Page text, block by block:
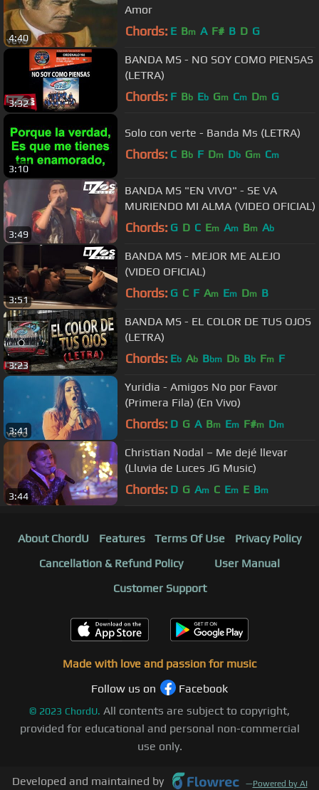
4:40
Amor
Chords: E Bm A F# B D G
3:32
BANDA MS - NO SOY COMO PIENSAS
(LETRA)
Chords: F Bb Eb Gm Cm Dm G
3:10
Solo con verte - Banda Ms (LETRA)
Chords: C Bb F Dm Db Gm Cm
3:49
BANDA MS "EN VIVO" - SE VA
MURIENDO MI ALMA (VIDEO OFICIAL)
Chords: G D C Em Am Bm Ab
3:51
BANDA MS - MEJOR ME ALEJO
(VIDEO OFICIAL)
Chords: G C F Am Em Dm B
3:23
BANDA MS - EL COLOR DE TUS OJOS
(LETRA)
Chords: Eb Ab Bbm Db Bb Fm F
3:41
Yuridia - Amigos No por Favor
(Primera Fila) (En Vivo)
Chords: D G A Bm Em F#m Dm
3:44
Christian Nodal – Me dejé llevar
(Lluvia de Luces JG Music)
Chords: D G Am C Em E Bm
About ChordU Features Terms Of Use
Privacy Policy
Cancellation & Refund Policy
User Manual
Customer Support
Made with love and passion for music
Follow us on
Facebook
© 2023 ChordU. All contents are subject to copyright,
provided for educational and personal non-commercial
use only.
Developed and maintained by —Powered by AI